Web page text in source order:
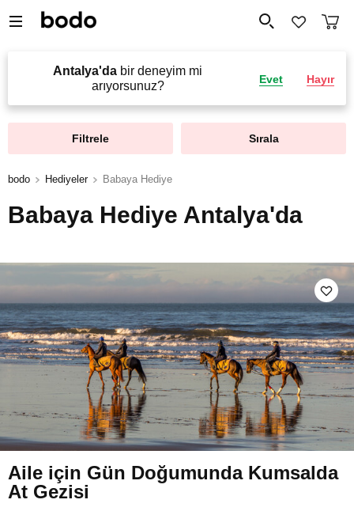
Antalya'da bir deneyim mi
arıyorsunuz?
Evet Hayır
Filtrele Sırala
bodo Hediyeler Babaya Hediye
Babaya Hediye Antalya'da
Aile için Gün Doğumunda Kumsalda
At Gezisi